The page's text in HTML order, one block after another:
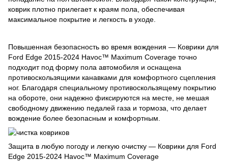
коврик плотно прилегает к краям пола, обеспечивая
максимальное покрытие и легкость в уходе.
Повышенная безопасность во время вождения — Коврики для
Ford Edge 2015-2024 Havoc™ Maximum Coverage точно
подходит под форму пола автомобиля и оснащена
противоскользящими канавками для комфортного сцепления
ног. Благодаря специальному противоскользящему покрытию
на обороте, они надежно фиксируются на месте, не мешая
свободному движению педалей газа и тормоза, что делает
вождение более безопасным и комфортным.
Защита в любую погоду и легкую очистку — Коврики для Ford
Edge 2015-2024 Havoc™ Maximum Coverage